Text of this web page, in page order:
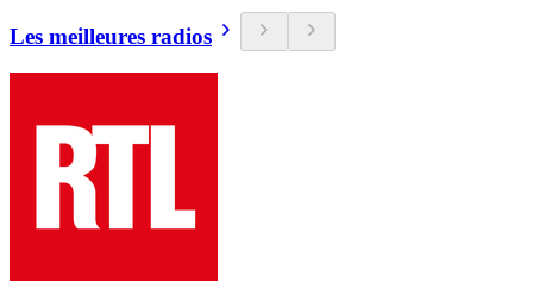
Les meilleures radios